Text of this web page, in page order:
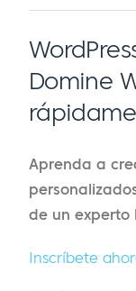
Domine
Aprenda a
de un experto
Inscríbete